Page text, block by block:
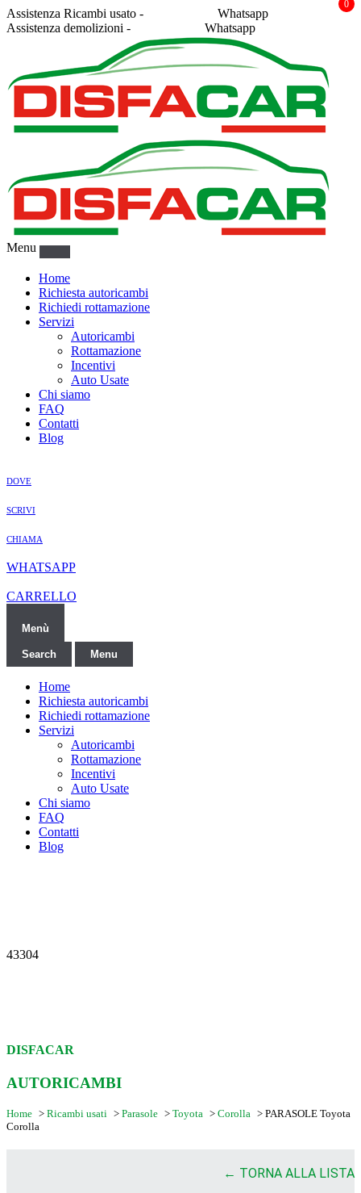
Assistenza Ricambi usato -
Whatsapp
Assistenza demolizioni -
Whatsapp
Menu
Home
Richiesta autoricambi
Richiedi rottamazione
Servizi
Autoricambi
Rottamazione
Incentivi
Auto Usate
Chi siamo
FAQ
Contatti
Blog
DOVE
SCRIVI
CHIAMA
WHATSAPP
0
CARRELLO
Menù
Search Menu
Home
Richiesta autoricambi
Richiedi rottamazione
Servizi
Autoricambi
Rottamazione
Incentivi
Auto Usate
Chi siamo
FAQ
Contatti
Blog
43304
DISFACAR
AUTORICAMBI
Home > Ricambi usati > Parasole > Toyota > Corolla > PARASOLE Toyota
Corolla
← TORNA ALLA LISTA